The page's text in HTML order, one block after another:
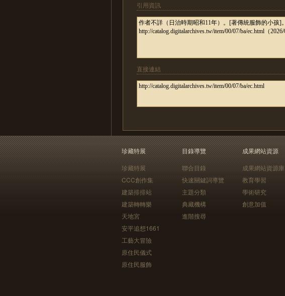
引用資訊
直接連結
珍藏特展
珍藏特展
CCC創作集
建築排排站
建築轉轉樂
天地宮
安平追想1661
工藝大冒險
原住民儀式
原住民服飾
目錄導覽
聯合目錄
快速關鍵詞導覽
主題分類
典藏機構
進階搜尋
成果網站資源
成果網站資源庫
教育學習
學術研究
創意加值